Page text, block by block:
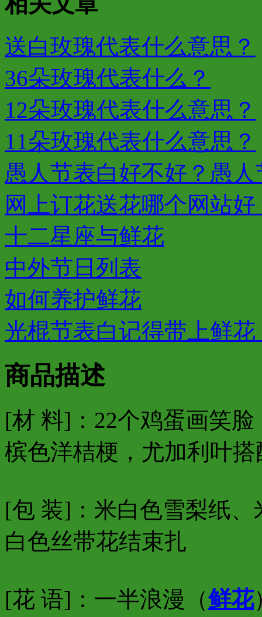
送白玫瑰代表什么意思？
36朵玫瑰代表什么？
12朵玫瑰代表什么意思？
11朵玫瑰代表什么意思？
愚人节表白好不好？愚
网上订花送花哪个网站好
十二星座与鲜花
中外节日列表
如何养护鲜花
光棍节表白记得带上鲜
商品描述
[材 料]：22个鸡蛋画笑脸
槟色洋桔梗，尤加利叶搭
[包 装]：米白色雪梨纸
白色丝带花结束扎
[花 语]：一半浪漫（鲜花